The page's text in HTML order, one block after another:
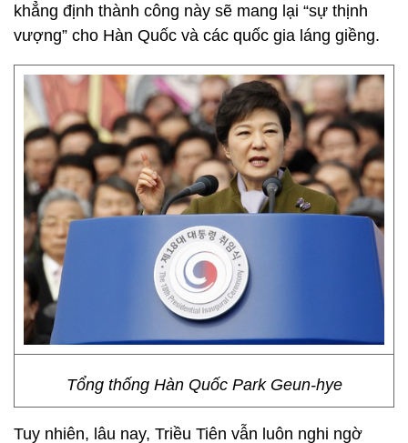
khẳng định thành công này sẽ mang lại “sự thịnh
vượng” cho Hàn Quốc và các quốc gia láng giềng.
Tổng thống Hàn Quốc Park Geun-hye
Tuy nhiên, lâu nay, Triều Tiên vẫn luôn nghi ngờ